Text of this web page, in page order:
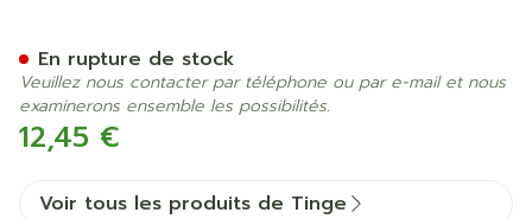
12,45 €
En rupture de stock
Veuillez nous contacter par téléphone ou par e-mail et nous
examinerons ensemble les possibilités.
Voir tous les produits de Tinge